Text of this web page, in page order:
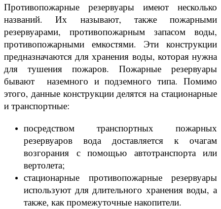
Противопожарные резервуары имеют несколько
названий. Их называют, также пожарными
резервуарами, противопожарным запасом воды,
противопожарными емкостями. Эти конструкции
предназначаются для хранения воды, которая нужна
для тушения пожаров. Пожарные резервуары
бывают наземного и подземного типа. Помимо
этого, данные конструкции делятся на стационарные
и транспортные:
посредством транспортных пожарных
резервуаров вода доставляется к очагам
возгорания с помощью автотранспорта или
вертолета;
стационарные противопожарные резервуары
используют для длительного хранения воды, а
также, как промежуточные накопители.